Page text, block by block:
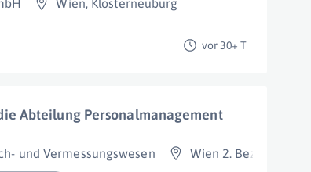
Wien, Klosterneuburg
vor 30+ T
Abteilung Personalmanagement
und Vermessungswesen Wien 2. Bezirk